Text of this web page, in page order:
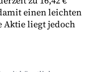
einen leichten
Aktie liegt jedoch